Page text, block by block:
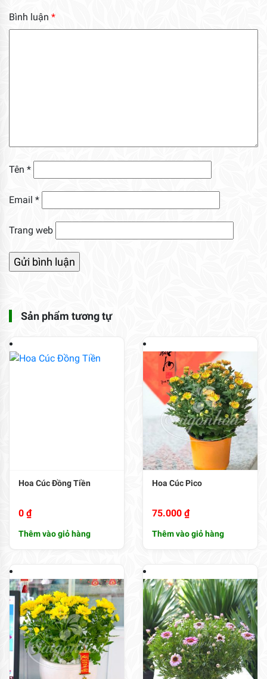
Bình luận *
Tên *
Email *
Trang web
Sản phẩm tương tự
Hoa Cúc Đồng Tiền
0 ₫
Thêm vào giỏ hàng
Hoa Cúc Pico
75.000 ₫
Thêm vào giỏ hàng